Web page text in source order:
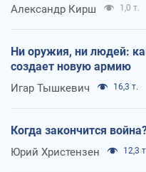
Александр Кирш 1,0 т.
Ни оружия, ни людей:
создает новую армию
Игар Тышкевич 16,3 т.
Когда закончится
Юрий Христензен 12,3